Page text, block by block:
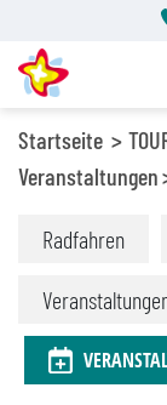
Startseite
Veranstaltungen
Radfahren